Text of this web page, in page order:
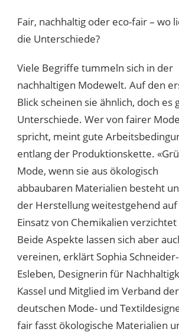
Fair, nachhaltig oder eco-fair – wo
die Unterschiede?
Viele Begriffe tummeln sich in der
nachhaltigen Modewelt. Auf den
Blick scheinen sie ähnlich, doch es
Unterschiede. Wer von fairer Mode
spricht, meint gute
entlang der Produktionskette.
Mode, wenn sie aus ökologisch
abbaubaren Materialien besteht
der Herstellung weitestgehend
Einsatz von Chemikalien
Beide Aspekte lassen sich aber
vereinen, erklärt Sophia Schneider-
Esleben, Designerin für
Kassel und Mitglied im Verband der
deutschen Mode- und
fair fasst ökologische Materialien